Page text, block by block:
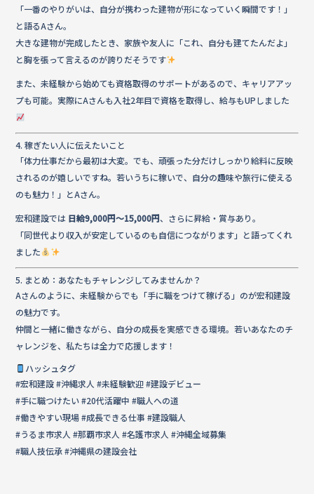
「一番のやりがいは、自分が携わった建物が形になっていく瞬間です！」
と語るAさん。
大きな建物が完成したとき、家族や友人に「これ、自分も建てたんだよ」
と胸を張って言えるのが誇りだそうです
また、未経験から始めても資格取得のサポートがあるので、キャリアアッ
プも可能。実際にAさんも入社2年目で資格を取得し、給与もUPしました
4. 稼ぎたい人に伝えたいこと
「体力仕事だから最初は大変。でも、頑張った分だけしっかり給料に反映
されるのが嬉しいですね。若いうちに稼いで、自分の趣味や旅行に使える
のも魅力！」とAさん。
宏和建設では 日給9,000円～15,000円、さらに昇給・賞与あり。
「同世代より収入が安定しているのも自信につながります」と語ってくれ
ました
5. まとめ：あなたもチャレンジしてみませんか？
Aさんのように、未経験からでも「手に職をつけて稼げる」のが宏和建設
の魅力です。
仲間と一緒に働きながら、自分の成長を実感できる環境。若いあなたのチ
ャレンジを、私たちは全力で応援します！
ハッシュタグ
#宏和建設 #沖縄求人 #未経験歓迎 #建設デビュー
#手に職つけたい #20代活躍中 #職人への道
#働きやすい現場 #成長できる仕事 #建設職人
#うるま市求人 #那覇市求人 #名護市求人 #沖縄全域募集
#職人技伝承 #沖縄県の建設会社